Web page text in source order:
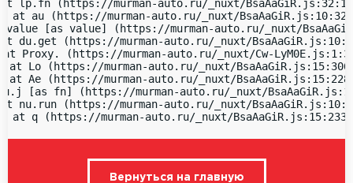
lp.fn (https://murman-auto.ru/_nuxt/
at au (https://murman-auto.ru/_nuxt/
value [as value] (https://murman-auto.ru/_nuxt/
du.get (https://murman-auto.ru/_nuxt/
at Proxy.
(https://murman-auto.ru/_nuxt/Cw-
at Lo (https://murman-auto.ru/_nuxt/
at Ae (https://murman-auto.ru/_nuxt/
[as fn] (https://murman-auto.ru/_nuxt/
nu.run (https://murman-auto.ru/_nuxt/
at q (https://murman-auto.ru/_nuxt/
Вернуться на главную